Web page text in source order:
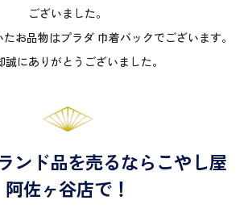
ございました。
お品物はプラダ 巾着バックでございます。
誠にありがとうございました。
ンド品を売るならこやし屋
阿佐ヶ谷店で！